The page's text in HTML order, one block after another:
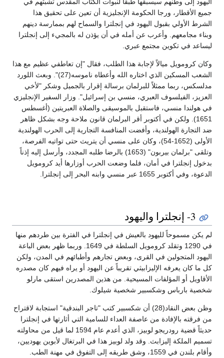
اليهود إلى وطنهم سيسبقها طبقاً لنبوات الكتاب المقدس تشبثهم في
جميع الأقطار، ورجا الحكومة الإنجليزية أن تعين على تحقيق هذا
الشرط الأولي بقبول اليهود في إنجلترا والسماح لهم بممارسة دينهم
وبناء مجامعهم. وأعرب عن أمله في أن يؤذن له بالمجيء إلى إنجلترا
ليساعد في تكوين مجتمع عبري.
وكان كرومويل ميالاً لإجابة هذا الطلب، فقال "إن تعاطفي عظيم مع هذا
الشعب المسكين الذي اختاره الله وأعطاه ناموسه(27)". وبعث اللورد
مدلسكس، ربما ممثلاً للبرلمان برسالة إقرار بالجميل وشكر "لأخي
العزيز، الفيلسوف العبري، منسي بن إسرائيل". وزار السفير الإنجليزي
في هولندا منسي، فاستقبل بالموسيقى والصلاة العبريتين (أغسطس
1651). ولكن في أكتوبر أقر البرلمان قانون ملاحة وجه بشكل ظاهر
ضد التجارة الهولندية، وأفضت المنافسة التجارية إلى الحرب الهولندية
الأولى (1652-54)، وكان على منسي أن يتريث حتى تواتيه الفرصة،
وتلقى "برلمان بيربون" (1653) بالرضا طلبه المجدد، وأرسل إليه إذناً
بدخول إنجلترا في أمان، فلما وضعت الحرب أوزارها أيد كرومويل
الدعوة، وفي أكتوبر 1655 عبر منسي وابنه البحر إلى إنجلترا.
3- إنجلترا واليهود
لم يكن مسموحاً لليهود بالعيش في إنجلترا في الفترة بين طردهم منها
في 1290 وتقلد كرومويل السلطة في 1649. وربما ظهر بعض الباعة
اليهود المتجولين في القرى، وبعض تجارهم وأطبائهم في المدن، ولكن
كل ما كان يعرفه الإليزابيثي تقريباً عن اليهود أو يراه فيهم كان مصدره
الأقاويل أو المؤلفات المسيحية. من هذين المصدرين استقى مارلو
شخصية بارباس وشكسبير شخصية شيلوك.
وظن بعض النقاد(28) أن شكسبير كتب "تاجر البندقية" استجابة لاقتراح
من فرقته بالإفادة من عاصفة العداء للسامية التي أثارتها في إنجلترا
حديثاً قضية رودريجو لوبيز، الذي أعدم عام 1594 لما قيل من محاولته
تسميم الملكة إليزابث. وقد ولد لوبيز هذا في البرتغال لأبوين يهوديين،
وأقام بلندن في 1559، وشق طريقه إلى التفوق في مهنة الطب.